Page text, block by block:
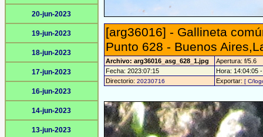
20-jun-2023
19-jun-2023
18-jun-2023
17-jun-2023
16-jun-2023
14-jun-2023
13-jun-2023
[arg36016] - Gallineta
Punto 628 - Buenos
Archivo: arg36016_asg_628_1.jpg
Apertura: f/5.6
Fecha: 2023:07:15
Hora: 14:04:05
Directorio: 20230716 Exportar: [ C/